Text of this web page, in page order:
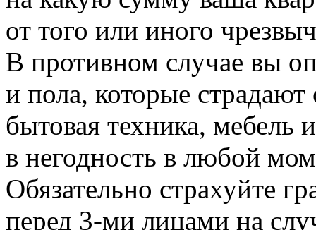
от того или иного
В противном случае вы
и пола, которые
бытовая техника, мебель
в негодность в любой
Обязательно страхуйте
перед 3-ми лицами на